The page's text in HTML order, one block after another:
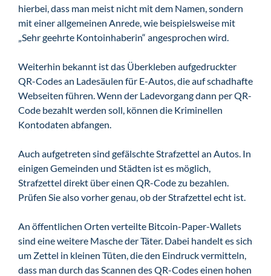
hierbei, dass man meist nicht mit dem Namen, sondern
mit einer allgemeinen Anrede, wie beispielsweise mit
„Sehr geehrte Kontoinhaberin“ angesprochen wird.
Weiterhin bekannt ist das Überkleben aufgedruckter
QR-Codes an Ladesäulen für E-Autos, die auf schadhafte
Webseiten führen. Wenn der Ladevorgang dann per QR-
Code bezahlt werden soll, können die Kriminellen
Kontodaten abfangen.
Auch aufgetreten sind gefälschte Strafzettel an Autos. In
einigen Gemeinden und Städten ist es möglich,
Strafzettel direkt über einen QR-Code zu bezahlen.
Prüfen Sie also vorher genau, ob der Strafzettel echt ist.
An öffentlichen Orten verteilte Bitcoin-Paper-Wallets
sind eine weitere Masche der Täter. Dabei handelt es sich
um Zettel in kleinen Tüten, die den Eindruck vermitteln,
dass man durch das Scannen des QR-Codes einen hohen